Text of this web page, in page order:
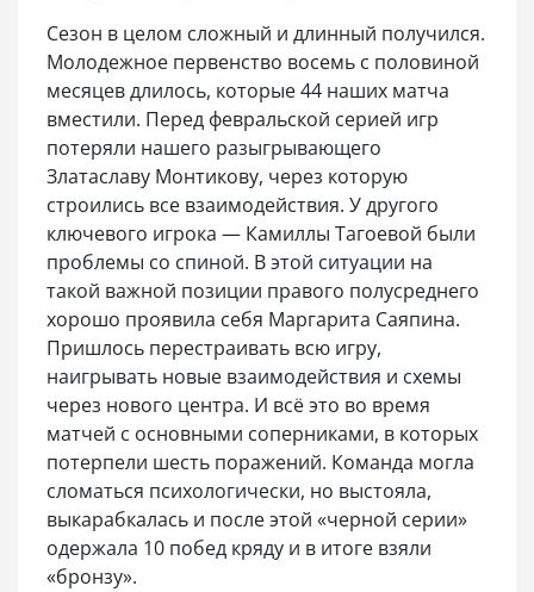
Сезон в целом сложный и длинный получился.
Молодежное первенство восемь с половиной
месяцев длилось, которые 44 наших матча
вместили. Перед февральской серией игр
потеряли нашего разыгрывающего
Златаславу Монтикову, через которую
строились все взаимодействия. У другого
ключевого игрока — Камиллы Тагоевой были
проблемы со спиной. В этой ситуации на
такой важной позиции правого полусреднего
хорошо проявила себя Маргарита Саяпина.
Пришлось перестраивать всю игру,
наигрывать новые взаимодействия и схемы
через нового центра. И всё это во время
матчей с основными соперниками, в которых
потерпели шесть поражений. Команда могла
сломаться психологически, но выстояла,
выкарабкалась и после этой «черной серии»
одержала 10 побед кряду и в итоге взяли
«бронзу».